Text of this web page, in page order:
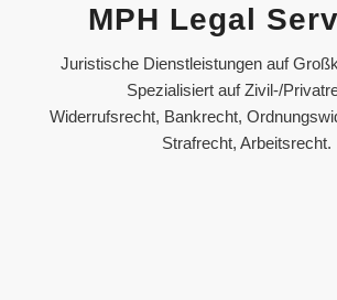
MPH Legal
Juristische Dienstleistungen auf
Spezialisiert auf Zivil-/
Widerrufsrecht, Bankrecht,
Strafrecht, Arbeitsrecht.